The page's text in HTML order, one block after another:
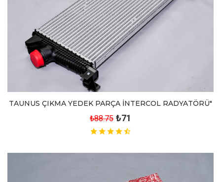
TAUNUS ÇIKMA YEDEK PARÇA İNTERCOL RADYATÖRÜ"
₺88.75 ₺71